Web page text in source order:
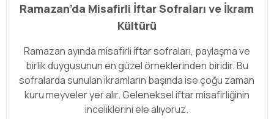
Ramazan’da Misafirli İftar Sofraları ve İkram
Kültürü
Ramazan ayında misafirli iftar sofraları, paylaşma ve
birlik duygusunun en güzel örneklerinden biridir. Bu
sofralarda sunulan ikramların başında ise çoğu zaman
kuru meyveler yer alır. Geleneksel iftar misafirliğinin
inceliklerini ele alıyoruz.